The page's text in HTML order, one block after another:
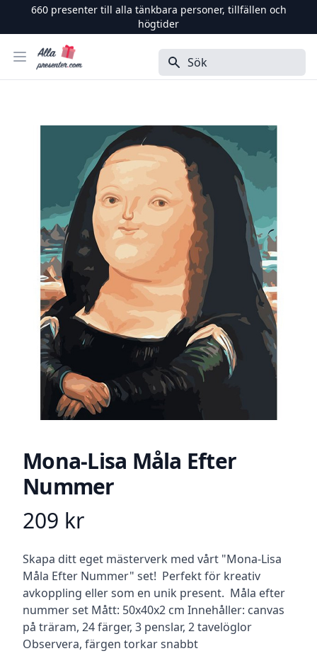
660presenter till alla tänkbara personer, tillfällen och
högtider
Öppna menyn
Alla Presenter Sök
Mona-Lisa Måla Efter
Nummer
Product information
209 kr
Beskrivning
Skapa ditt eget mästerverk med vårt "Mona-Lisa
Måla Efter Nummer" set! Perfekt för kreativ
avkoppling eller som en unik present. Måla efter
nummer set Mått: 50x40x2 cm Innehåller: canvas
på träram, 24 färger, 3 penslar, 2 tavelöglor
Observera, färgen torkar snabbt